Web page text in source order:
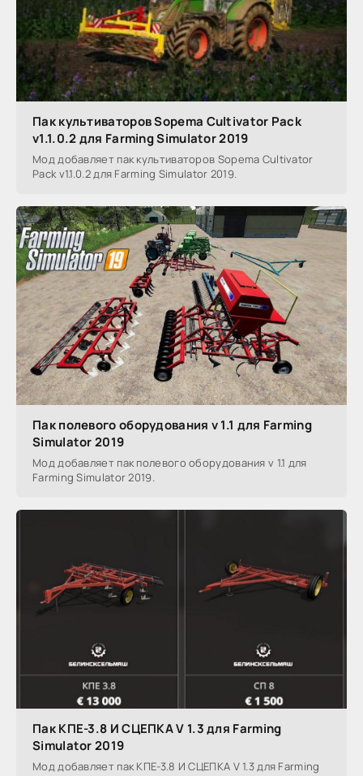
Пак культиваторов Sopema Cultivator Pack
v1.1.0.2 для Farming Simulator 2019
Мод добавляет пак культиваторов Sopema Cultivator
Pack v1.1.0.2 для Farming Simulator 2019.
Пак полевого оборудования v 1.1 для Farming
Simulator 2019
Мод добавляет пак полевого оборудования v 1.1 для
Farming Simulator 2019.
Пак КПЕ-3.8 И СЦЕПКА V 1.3 для Farming
Simulator 2019
Мод добавляет пак КПЕ-3.8 И СЦЕПКА V 1.3 для Farming